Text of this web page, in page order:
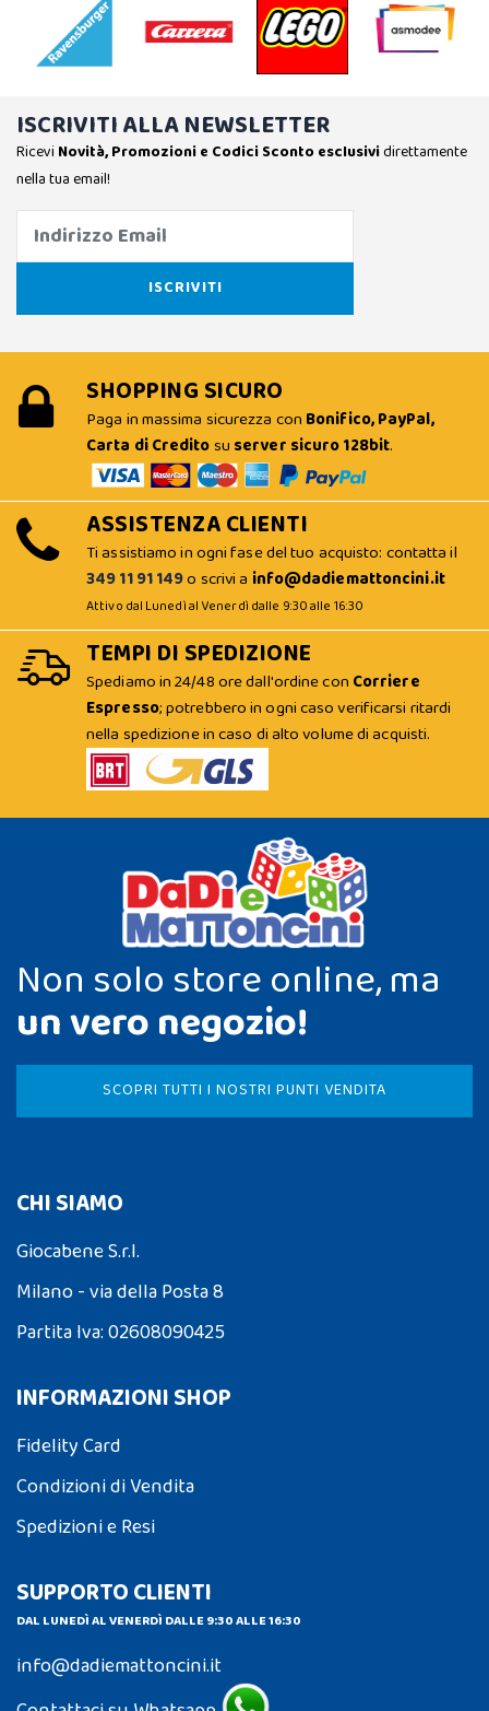
ISCRIVITI ALLA NEWSLETTER
Ricevi Novità, Promozioni e Codici Sconto esclusividirettamente
nella tua email!
SHOPPING SICURO
Paga in massima sicurezza con Bonifico, PayPal,
Carta di Creditosu server sicuro 128bit.
ASSISTENZA CLIENTI
Ti assistiamo in ogni fase del tuo acquisto: contatta il
349 11 91 149o scrivi a info@dadiemattoncini.it
Attivo dal Lunedì al Venerdì dalle 9:30 alle 16:30
TEMPI DI SPEDIZIONE
Spediamo in 24/48 ore dall'ordine con Corriere
Espresso; potrebbero in ogni caso verificarsi ritardi
nella spedizione in caso di alto volume di acquisti.
Non solo store online, ma
un vero negozio!
SCOPRI TUTTI I NOSTRI PUNTI VENDITA
CHI SIAMO
Giocabene S.r.l.
Milano - via della Posta 8
Partita Iva: 02608090425
INFORMAZIONI SHOP
Fidelity Card
Condizioni di Vendita
Spedizioni e Resi
SUPPORTO CLIENTI
DAL LUNEDÌ AL VENERDÌ DALLE 9:30 ALLE 16:30
info@dadiemattoncini.it